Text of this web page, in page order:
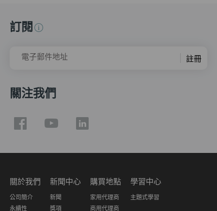
訂閱
電子郵件地址 註冊
關注我們
關於我們
公司簡介
永續性
新聞中心
新聞
獎項
購買地點
家用代理商
商用代理商
學習中心
主題式學習